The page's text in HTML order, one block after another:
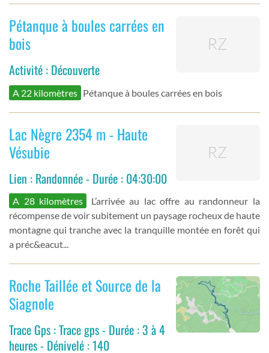
Pétanque à boules carrées en
bois
Activité : Découverte
A 22 kilomètres Pétanque à boules carrées en bois
Lac Nègre 2354 m - Haute
Vésubie
Lien : Randonnée - Durée : 04:30:00
A 28 kilomètres
L’arrivée au lac offre au randonneur la
récompense de voir subitement un paysage rocheux de haute
montagne qui tranche avec la tranquille montée en forêt qui
a préc&eacut...
Roche Taillée et Source de la
Siagnole
Trace Gps : Trace gps - Durée : 3 à 4
heures - Dénivelé : 140